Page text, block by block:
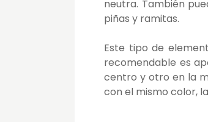
neutra. También
piñas y ramitas.
Este tipo de
recomendable es
centro y otro en la
con el mismo color,